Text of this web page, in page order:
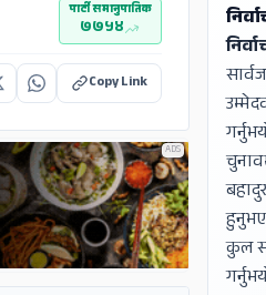
पार्टी समानुपातिक
७७५४
Copy Link
ADS
कुल